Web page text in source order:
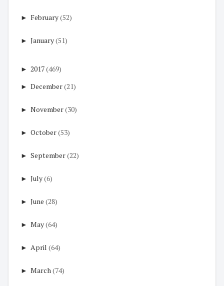
► February(52)
► January(51)
► 2017(469)
► December(21)
► November(30)
► October(53)
► September(22)
► July(6)
► June (28)
► May(64)
► April (64)
► March(74)